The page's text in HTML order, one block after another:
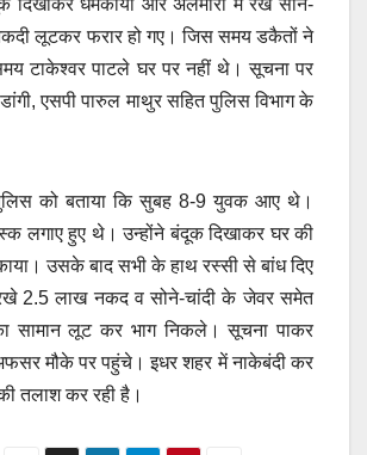
दिखाकर धमकाया और अलमारी में रखे सोने-
लूटकर फरार हो गए। जिस समय डकैतों ने
टाकेश्वर पाटले घर पर नहीं थे। सूचना पर
एसपी पारुल माथुर सहित पुलिस विभाग के
को बताया कि सुबह 8-9 युवक आए थे।
लगाए हुए थे। उन्होंने बंदूक दिखाकर घर की
उसके बाद सभी के हाथ रस्सी से बांध दिए
2.5 लाख नकद व सोने-चांदी के जेवर समेत
सामान लूट कर भाग निकले। सूचना पाकर
मौके पर पहुंचे। इधर शहर में नाकेबंदी कर
तलाश कर रही है।